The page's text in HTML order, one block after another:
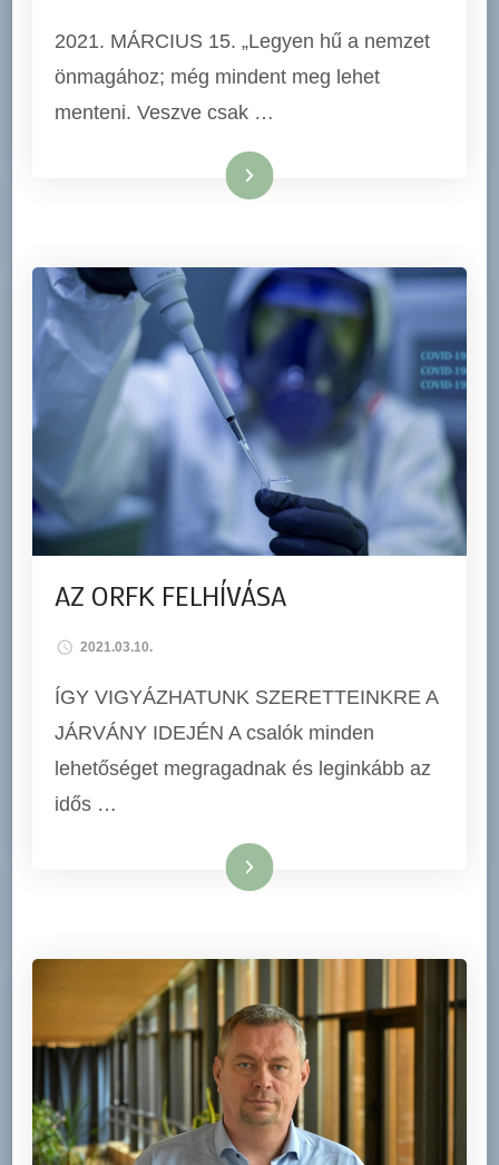
2021. MÁRCIUS 15. „Legyen hű a nemzet
önmagához; még mindent meg lehet
menteni. Veszve csak …
Tovább
AZ ORFK FELHÍVÁSA
2021.03.10.
ÍGY VIGYÁZHATUNK SZERETTEINKRE A
JÁRVÁNY IDEJÉN A csalók minden
lehetőséget megragadnak és leginkább az
idős …
Tovább